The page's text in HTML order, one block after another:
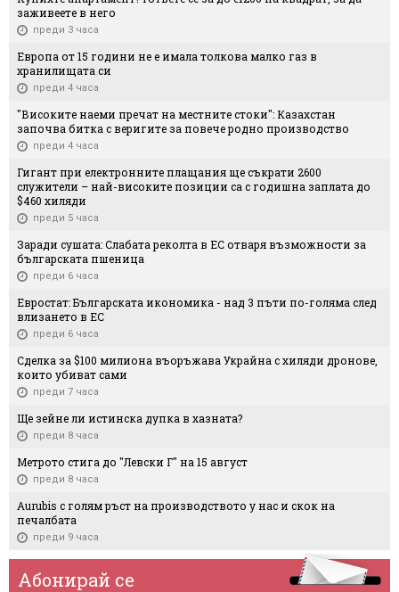
заживеете в него
преди 3 часа
Европа от 15 години не е имала толкова малко газ в
хранилищата си
преди 4 часа
"Високите наеми пречат на местните стоки": Казахстан
започва битка с веригите за повече родно производство
преди 4 часа
Гигант при електронните плащания ще съкрати 2600
служители – най-високите позиции са с годишна заплата до
$460 хиляди
преди 5 часа
Заради сушата: Слабата реколта в ЕС отваря възможности за
българската пшеница
преди 6 часа
Евростат: Българската икономика - над 3 пъти по-голяма след
влизането в ЕС
преди 6 часа
Сделка за $100 милиона въоръжава Украйна с хиляди дронове,
които убиват сами
преди 7 часа
Ще зейне ли истинска дупка в хазната?
преди 8 часа
Метрото стига до "Левски Г" на 15 август
преди 8 часа
Aurubis с голям ръст на производството у нас и скок на
печалбата
преди 9 часа
Абонирай се